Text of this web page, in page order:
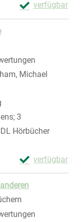
verfügbar
Exemplar-
Zum Download
Michael
3
Hörbücher
verfügbar
Exemplar-
Zum Download